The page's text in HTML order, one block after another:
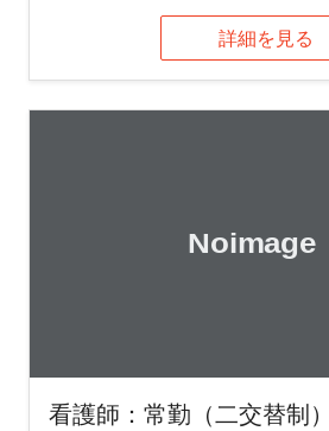
詳細を見る
看護師：常勤（二交替制